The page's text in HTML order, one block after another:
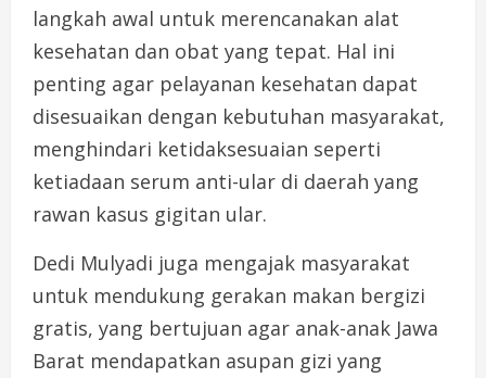
langkah awal untuk merencanakan alat
kesehatan dan obat yang tepat. Hal ini
penting agar pelayanan kesehatan dapat
disesuaikan dengan kebutuhan masyarakat,
menghindari ketidaksesuaian seperti
ketiadaan serum anti-ular di daerah yang
rawan kasus gigitan ular.
Dedi Mulyadi juga mengajak masyarakat
untuk mendukung gerakan makan bergizi
gratis, yang bertujuan agar anak-anak Jawa
Barat mendapatkan asupan gizi yang